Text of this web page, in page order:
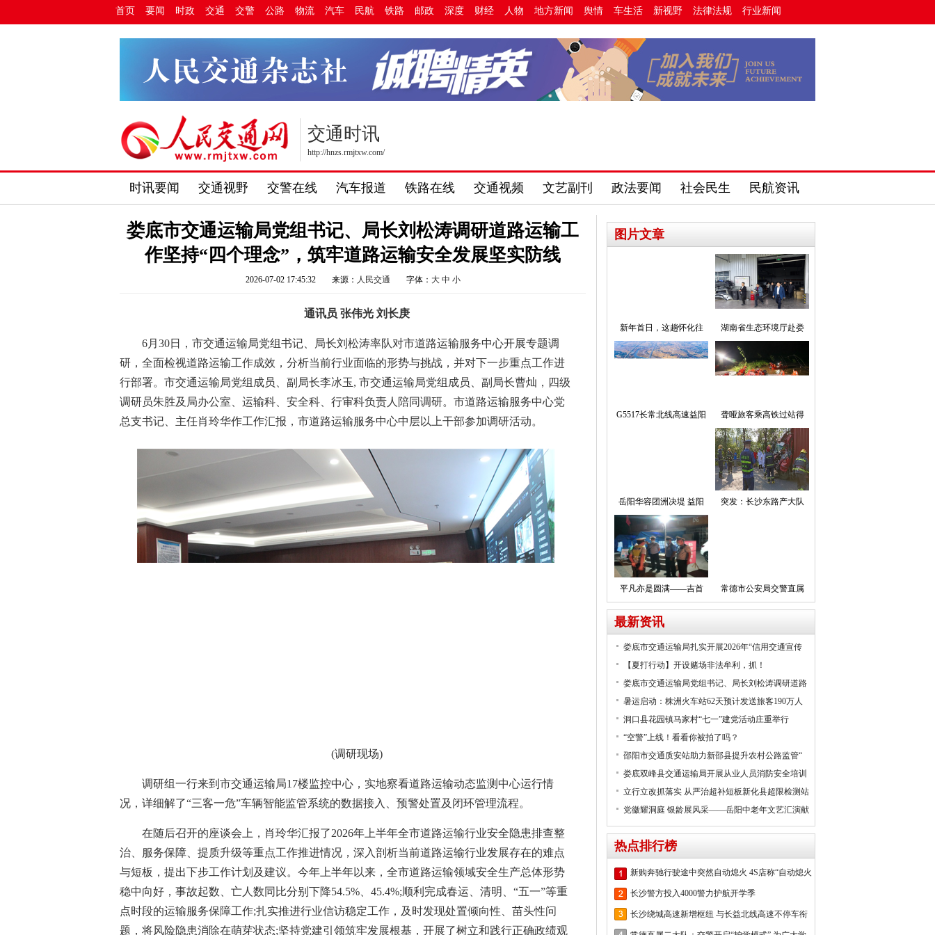
首页 要闻 时政 交通 交警 公路 物流 汽车 民航 铁路 邮政 深度 财经 人物 地方新闻 舆情 车生活 新视野 法律法规 行业新闻
交通时讯
http://hnzs.rmjtxw.com/
时讯要闻 交通视野 交警在线 汽车报道 铁路在线 交通视频 文艺副刊 政法要闻 社会民生 民航资讯
娄底市交通运输局党组书记、局长刘松涛调研道路运输工
作坚持“四个理念”，筑牢道路运输安全发展坚实防线
2026-07-02 17:45:32 来源： 人民交通 字体： 大 中 小
通讯员 张伟光 刘长庚
6月30日，市交通运输局党组书记、局长刘松涛率队对市道路运输服务中心开展专题调
研，全面检视道路运输工作成效，分析当前行业面临的形势与挑战，并对下一步重点工作进
行部署。市交通运输局党组成员、副局长李冰玉, 市交通运输局党组成员、副局长曹灿，四级
调研员朱胜及局办公室、运输科、安全科、行审科负责人陪同调研。市道路运输服务中心党
总支书记、主任肖玲华作工作汇报，市道路运输服务中心中层以上干部参加调研活动。
(调研现场)
调研组一行来到市交通运输局17楼监控中心，实地察看道路运输动态监测中心运行情
况，详细解了“三客一危”车辆智能监管系统的数据接入、预警处置及闭环管理流程。
在随后召开的座谈会上，肖玲华汇报了2026年上半年全市道路运输行业安全隐患排查整
治、服务保障、提质升级等重点工作推进情况，深入剖析当前道路运输行业发展存在的难点
与短板，提出下步工作计划及建议。今年上半年以来，全市道路运输领域安全生产总体形势
稳中向好，事故起数、亡人数同比分别下降54.5%、45.4%;顺利完成春运、清明、“五一”等重
点时段的运输服务保障工作;扎实推进行业信访稳定工作，及时发现处置倾向性、苗头性问
题，将风险隐患消除在萌芽状态;坚持党建引领筑牢发展根基，开展了树立和践行正确政绩观
图片文章
新年首日，这趟怀化往 湖南省生态环境厅赴娄
G5517长常北线高速益阳 聋哑旅客乘高铁过站得
岳阳华容团洲决堤 益阳 突发：长沙东路产大队
平凡亦是圆满——吉首 常德市公安局交警直属
最新资讯
娄底市交通运输局扎实开展2026年“信用交通宣传
【夏打行动】开设赌场非法牟利，抓！
娄底市交通运输局党组书记、局长刘松涛调研道路
暑运启动：株洲火车站62天预计发送旅客190万人
洞口县花园镇马家村“七一”建党活动庄重举行
“空警”上线！看看你被拍了吗？
邵阳市交通质安站助力新邵县提升农村公路监管“
娄底双峰县交通运输局开展从业人员消防安全培训
立行立改抓落实 从严治超补短板新化县超限检测站
党徽耀洞庭 银龄展风采——岳阳中老年文艺汇演献
热点排行榜
新购奔驰行驶途中突然自动熄火 4S店称“自动熄火
长沙警方投入4000警力护航开学季
长沙绕城高速新增枢纽 与长益北线高速不停车衔